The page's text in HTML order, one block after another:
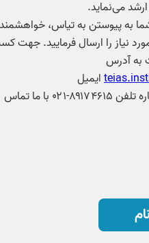
شما به پیوستن به تیاس، خواهشمند
نیاز را ارسال فرمایید. جهت
به آدرس
ایمیل
و یا با شماره تلفن‌ ۸۹۱۷۴۶۱۵-۰۲۱ با ما تماس